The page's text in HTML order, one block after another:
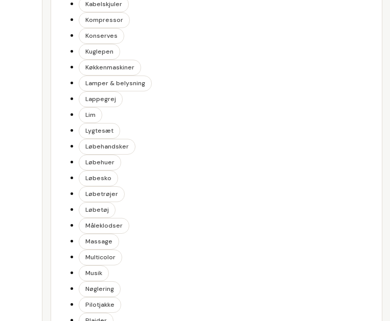
Kabelskjuler
Kompressor
Konserves
Kuglepen
Køkkenmaskiner
Lamper & belysning
Lappegrej
Lim
Lygtesæt
Løbehandsker
Løbehuer
Løbesko
Løbetrøjer
Løbetøj
Måleklodser
Massage
Multicolor
Musik
Nøglering
Pilotjakke